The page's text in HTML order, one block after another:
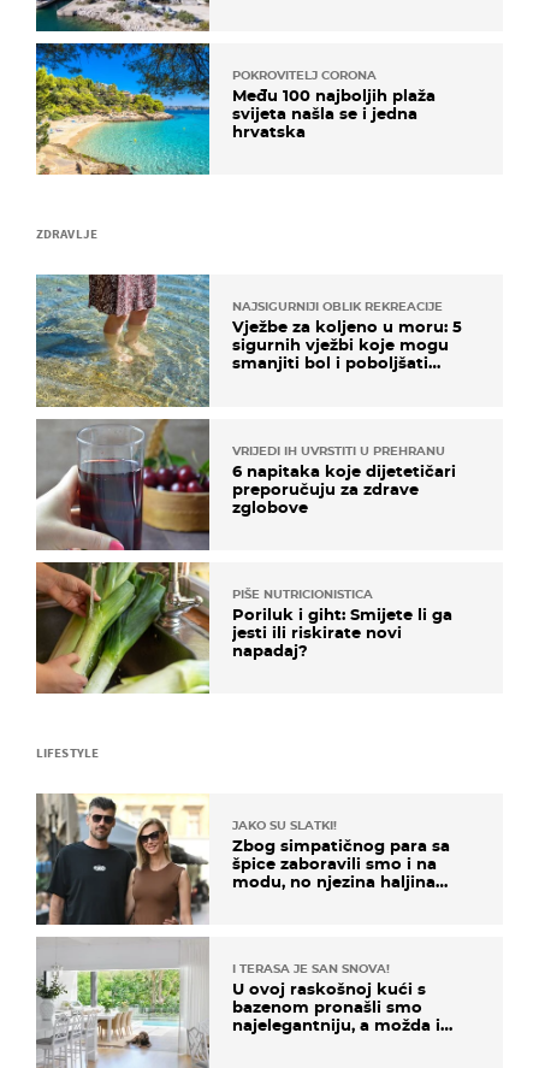
ZDRAVLJE
NAJSIGURNIJI OBLIK REKREACIJE
Vježbe za koljeno u moru: 5
sigurnih vježbi koje mogu
smanjiti bol i poboljšati
VRIJEDI IH UVRSTITI U PREHRANU
6 napitaka koje dijetetičari
preporučuju za zdrave
zglobove
PIŠE NUTRICIONISTICA
Poriluk i giht: Smijete li ga
jesti ili riskirate novi
napadaj?
POKROVITELJ CORONA
Među 100 najboljih plaža
svijeta našla se i jedna
hrvatska
LIFESTYLE
JAKO SU SLATKI!
Zbog simpatičnog para sa
špice zaboravili smo i na
modu, no njezina haljina
I TERASA JE SAN SNOVA!
U ovoj raskošnoj kući s
bazenom pronašli smo
najelegantniju, a možda i